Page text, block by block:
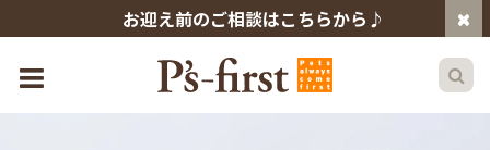
お迎え前のご相談はこちらから♪